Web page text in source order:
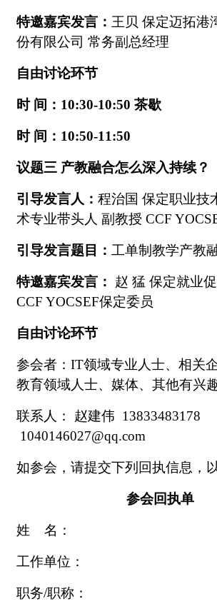
特邀嘉宾发言： 王贝 保定迈拓港
份有限公司 常务副总经理
自由讨论环节
时 间： 10:30-10:50 茶歇
时 间： 10:50-11:50
议题三 产教融合怎么深入持续？
引导发言人： 程治国 保定职业技
术专业带头人 副教授 CCF
引导发言题目： 工单制教学产教
特邀嘉宾发言： 赵 猛 保定就业
CCF YOCSEF保定委员
自由讨论环节
参会者： IT领域专业人士、相关
教育领域人士、媒体、其他有兴
联系人： 赵建伟 13833483178
1040146027@qq.com
如参会，请提交下列回执信息，
参会回执单
姓 名：
工作单位：
职务/职称：